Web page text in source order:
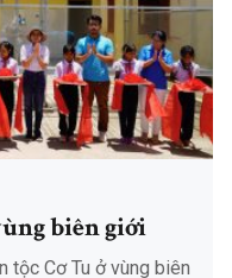
biên giới
tộc Cơ Tu ở vùng biên